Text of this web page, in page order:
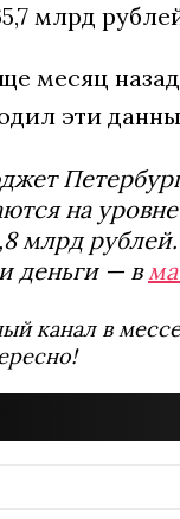
млрд
месяц
эти
на уровне
млрд
деньги — в
канал в